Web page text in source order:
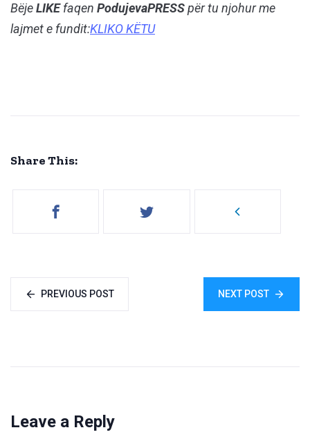
BëjeLIKEfaqen PodujevaPRESSpër tu njohur me
lajmet e fundit:KLIKO KËTU
Share This:
PREVIOUS POST NEXT POST
Leave a Reply